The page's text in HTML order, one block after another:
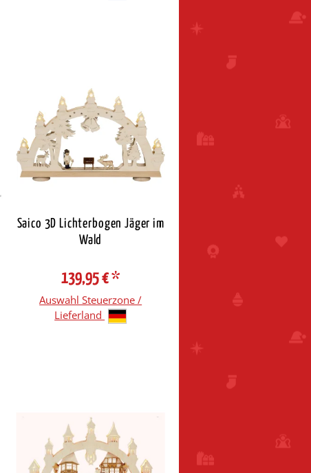
Saico 3D Lichterbogen Jäger im
Wald
139,95 €*
Auswahl Steuerzone /
Lieferland